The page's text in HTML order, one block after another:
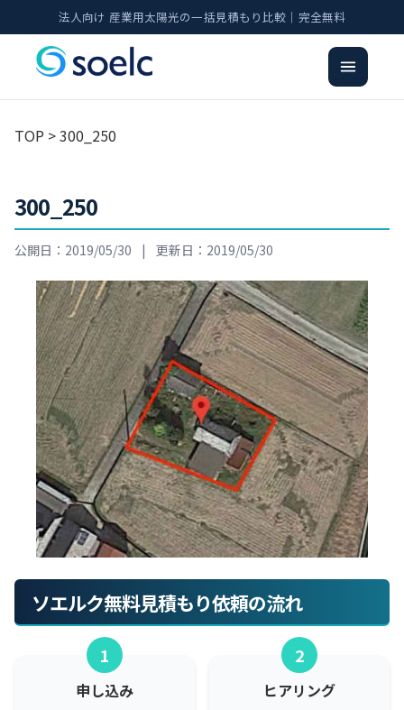
法人向け 産業用太陽光の一括見積もり比較｜完全無料
TOP > 300_250
300_250
公開日：2019/05/30 | 更新日：2019/05/30
ソエルク無料見積もり依頼の流れ
1
申し込み
2
ヒアリング